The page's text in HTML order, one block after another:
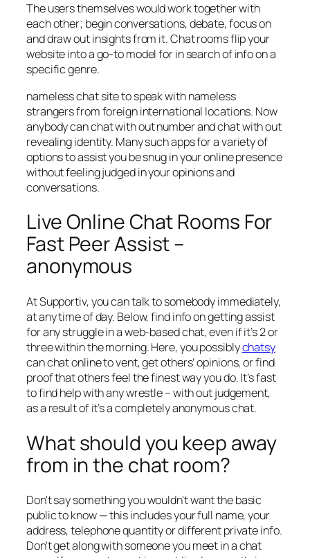
The users themselves would work together with
each other; begin conversations, debate, focus on
and draw out insights from it. Chat rooms flip your
website into a go-to model for in search of info on a
specific genre.
nameless chat site to speak with nameless
strangers from foreign international locations. Now
anybody can chat with out number and chat with out
revealing identity. Many such apps for a variety of
options to assist you be snug in your online presence
without feeling judged in your opinions and
conversations.
Live Online Chat Rooms For
Fast Peer Assist –
anonymous
At Supportiv, you can talk to somebody immediately,
at any time of day. Below, find info on getting assist
for any struggle in a web-based chat, even if it’s 2 or
three within the morning. Here, you possiblychatsy
can chat online to vent, get others’ opinions, or find
proof that others feel the finest way you do. It’s fast
to find help with any wrestle – with out judgement,
as a result of it’s a completely anonymous chat.
What should you keep away
from in the chat room?
Don't say something you wouldn't want the basic
public to know — this includes your full name, your
address, telephone quantity or different private info.
Don't get along with someone you meet in a chat